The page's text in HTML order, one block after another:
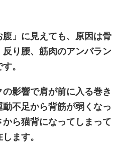
」に見えても、原因は骨
り腰、筋肉のアンバラン
。
影響で肩が前に入る巻き
不足から背筋が弱くなっ
ら猫背になってしまって
ます。